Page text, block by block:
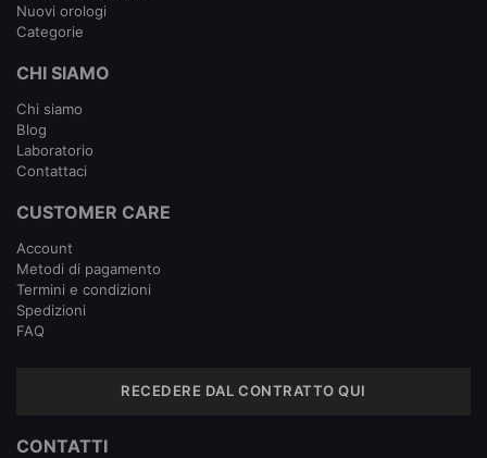
Nuovi orologi
Categorie
CHI SIAMO
Chi siamo
Blog
Laboratorio
Contattaci
CUSTOMER CARE
Account
Metodi di pagamento
Termini e condizioni
Spedizioni
FAQ
RECEDERE DAL CONTRATTO QUI
CONTATTI